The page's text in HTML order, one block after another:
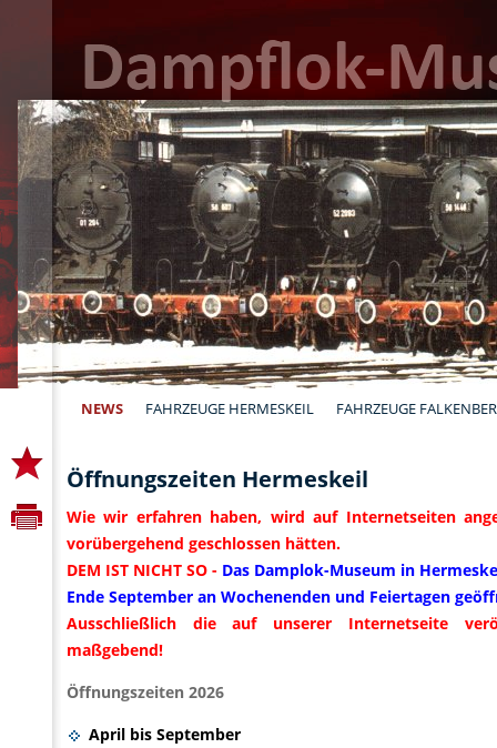
NEWS FAHRZEUGE HERMESKEIL FAHRZEUGE
Öffnungszeiten Hermeskeil
Wie wir erfahren haben, wird auf Internetseiten
vorübergehend geschlossen hätten.
DEM IST NICHT SO - Das Damplok-Museum in
Ende September an Wochenenden und Feiertagen
Ausschließlich die auf unserer Internetseite
maßgebend!
Öffnungszeiten 2026
April bis September